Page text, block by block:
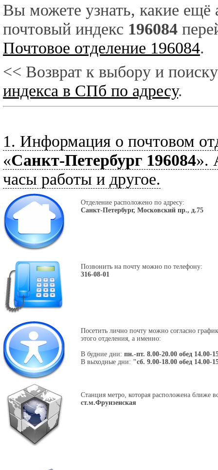
Вы можете узнать, какие ещё
почтовый индекс 196084
Почтовое отделение 196084.
<< Возврат к выбору и
индекса в СПб по адресу.
1. Информация о почтовом
«Санкт-Петербург 196084».
часы работы и другое.
Отделение расположено по адресу:
Санкт-Петербург, Московский пр., д.75
Позвонить на почту можно по телефону:
316-08-01
Посетить лично почту можно согласно
этого отделения, а именно:
В будние дни: пн.-пт. 8.00-20.00 обед 14.00-
В выходные дни: "сб. 9.00-18.00 обед 14.00-
Станция метро, которая расположена ближе
ст.м.Фрунзенская